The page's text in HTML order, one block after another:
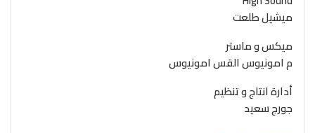
ميشيل طلعت
ميكس و ماستر
م امونيوس القس امونيوس
أدارة انتاج و تنظيم
جورج سعيد